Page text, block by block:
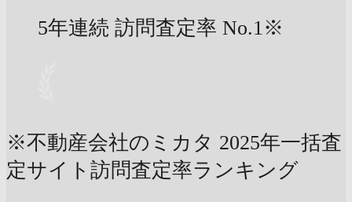
5年連続 訪問査定率 No.1※
※不動産会社のミカタ 2025年一括査
定サイト訪問査定率ランキング